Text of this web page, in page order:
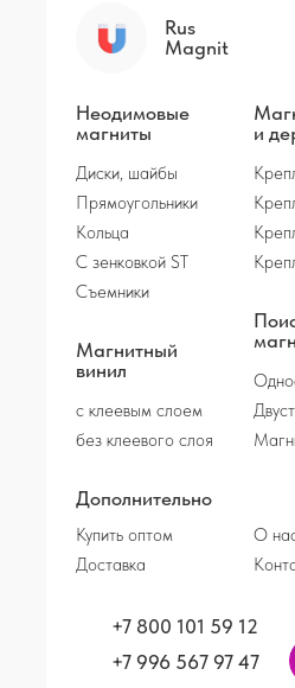
Rus
Magnit
Неодимовые
магниты
Диски, шайбы
Прямоугольники
Кольца
С зенковкой ST
Съемники
и
Магнитный
винил
с клеевым слоем
без клеевого слоя
Дополнительно
Купить оптом
Доставка
О
+7 800 101 59 12
+7 996 567 97 47